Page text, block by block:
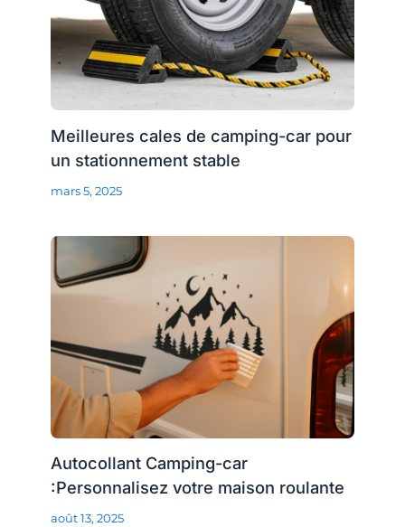
Meilleures cales de camping-car pour
un stationnement stable
mars 5, 2025
Autocollant Camping-car
:Personnalisez votre maison roulante
août 13, 2025